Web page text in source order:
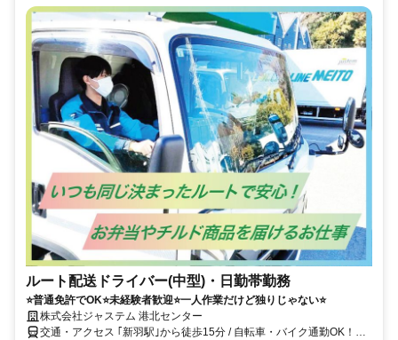
ルート配送ドライバー(中型)・日勤帯勤務
⭐普通免許でOK⭐未経験者歓迎⭐一人作業だけど独りじゃない⭐
株式会社ジャステム 港北センター
交通・アクセス ｢新羽駅｣から徒歩15分 / 自転車・バイク通勤OK！他